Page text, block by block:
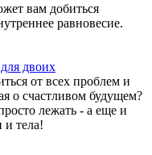
вам добиться
равновесие.
двоих
от всех проблем и
о счастливом будущем?
лежать - а еще и
и тела!